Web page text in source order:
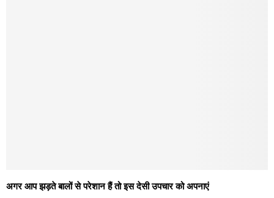
अगर आप झड़ते बालों से परेशान हैं तो इस देसी उपचार को अपनाएं